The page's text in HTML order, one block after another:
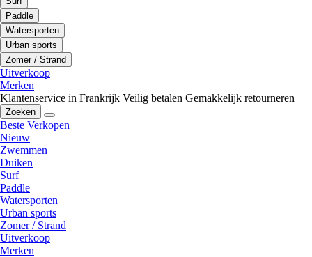
Paddle
Watersporten
Urban sports
Zomer / Strand
Uitverkoop
Merken
Klantenservice in Frankrijk Veilig betalen Gemakkelijk retourneren
Zoeken
Beste Verkopen
Nieuw
Zwemmen
Duiken
Surf
Paddle
Watersporten
Urban sports
Zomer / Strand
Uitverkoop
Merken